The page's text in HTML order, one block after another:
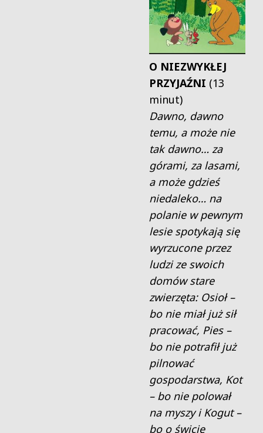
O NIEZWYKŁEJ
PRZYJAŹNI (13
minut)
Dawno, dawno
temu, a może nie
tak dawno… za
górami, za lasami,
a może gdzieś
niedaleko… na
polanie w pewnym
lesie spotykają się
wyrzucone przez
ludzi ze swoich
domów stare
zwierzęta: Osioł –
bo nie miał już sił
pracować, Pies –
bo nie potrafił już
pilnować
gospodarstwa, Kot
– bo nie polował
na myszy i Kogut –
bo o świcie